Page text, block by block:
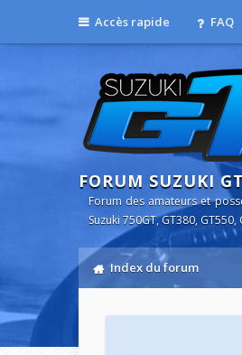
Accès rapide FAQ
FORUM SUZUKI
Forum des amateurs et
Suzuki 750GT, GT380,
Index du forum